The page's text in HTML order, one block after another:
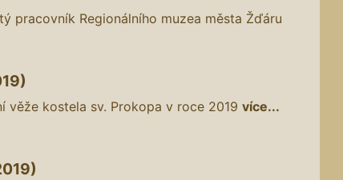
pracovník Regionálního muzea města Žďáru
věže kostela sv. Prokopa v roce 2019 více...